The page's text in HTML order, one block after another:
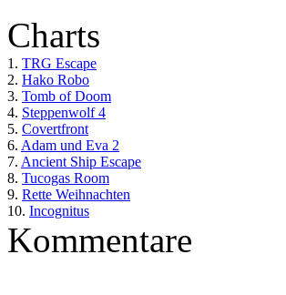
Charts
1. TRG Escape
2. Hako Robo
3. Tomb of Doom
4. Steppenwolf 4
5. Covertfront
6. Adam und Eva 2
7. Ancient Ship Escape
8. Tucogas Room
9. Rette Weihnachten
10. Incognitus
Kommentare